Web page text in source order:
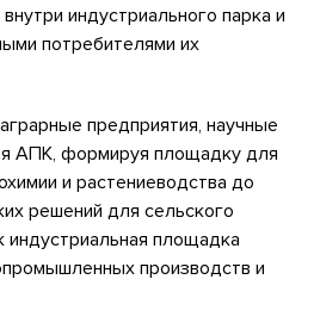
индустриального парка и
потребителями их
предприятия, научные
АПК, формируя площадку для
и растениеводства до
решений для сельского
индустриальная площадка
производств и